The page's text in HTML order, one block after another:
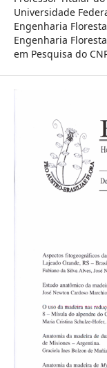
Universidade
Engenharia
Engenharia
em Pesquisa do